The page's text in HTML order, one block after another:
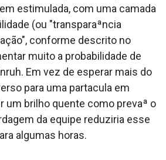
estimulada, com uma camada
(ou "transparaªncia
conforme descrito no
muito a probabilidade de
Em vez de esperar mais do
para uma parta­cula em
um brilho quente como prevaª o
da equipe reduziria esse
algumas horas.